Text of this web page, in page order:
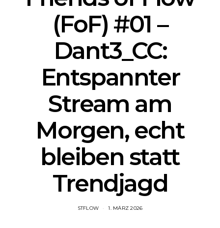
(FoF) #01 –
Dant3_CC:
Entspannter
Stream am
Morgen, echt
bleiben statt
Trendjagd
STFLOW 1. MÄRZ 2026